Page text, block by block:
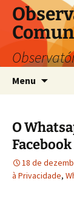
Pular
para
conteúdo
Menu
O
Facebook
18 de
à Privacidade,